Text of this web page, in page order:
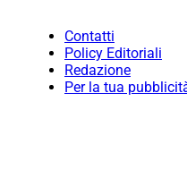
Contatti
Policy Editoriali
Redazione
Per la tua